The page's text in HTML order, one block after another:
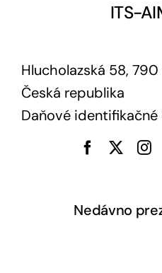
ITS-
Hlucholazská 58,
Česká republika
Daňové
Nedávno